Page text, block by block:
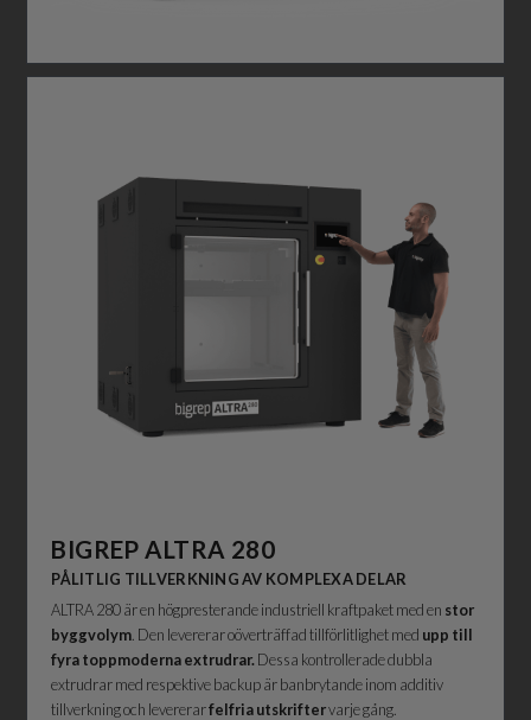
BIGREPALTRA 280
PÅLITLIG TILLVERKNING AV KOMPLEXA DELAR
ALTRA 280 är en högpresterande industriell kraftpaket med en stor
byggvolym . Den levererar oöverträffad tillförlitlighet med upp till
fyra toppmoderna extrudrar.Dessa kontrollerade dubbla
extrudrar med respektive backup är banbrytande inom additiv
tillverkning och levererarfelfria utskriftervarje gång.